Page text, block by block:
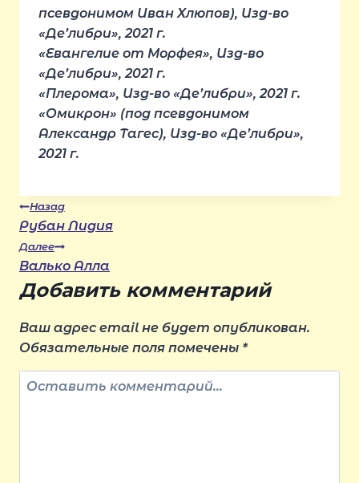
псевдонимом Иван Хлюпов), Изд-во
«Де’либри», 2021 г.
«Евангелие от Морфея», Изд-во
«Де’либри», 2021 г.
«Плерома», Изд-во «Де’либри», 2021 г.
«Омикрон» (под псевдонимом
Александр Тагес), Изд-во «Де’либри»,
2021 г.
Навигация
по
записям
Назад
Рубан Лидия
Далее
Валько Алла
Добавить комментарий
Ваш адрес email не будет опубликован.
Обязательные поля помечены *